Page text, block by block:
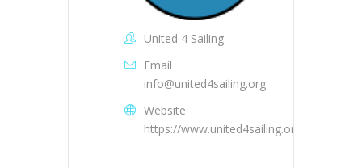
United 4 Sailing
Email
info@united4sailing.org
Website
https://www.united4sailing.org